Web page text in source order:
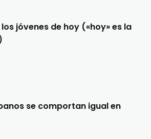
jóvenes de hoy («hoy» es la
se comportan igual en